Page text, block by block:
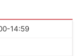
14:59